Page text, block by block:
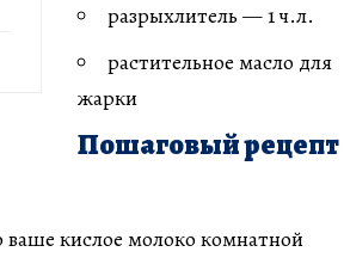
разрыхлитель — 1 ч.л.
растительное масло для
жарки
Пошаговый рецепт
ваше кислое молоко комнатной